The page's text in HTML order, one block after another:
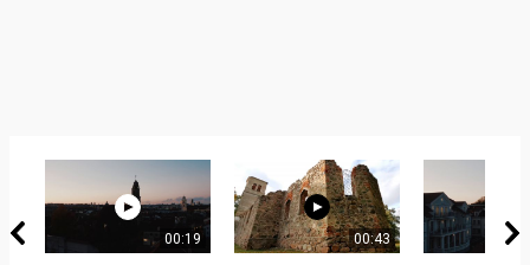
00:19 00:43